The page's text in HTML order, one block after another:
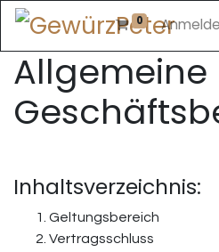
0
Allgemeine
Inhaltsverzeichnis:
Geltungsbereich
Vertragsschluss